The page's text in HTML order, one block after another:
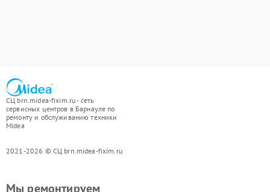
СЦ brn.midea-fixim.ru - сеть
сервисных центров в Барнауле по
ремонту и обслуживанию техники
Midea
2021-2026 © СЦ brn.midea-fixim.ru
Мы ремонтируем